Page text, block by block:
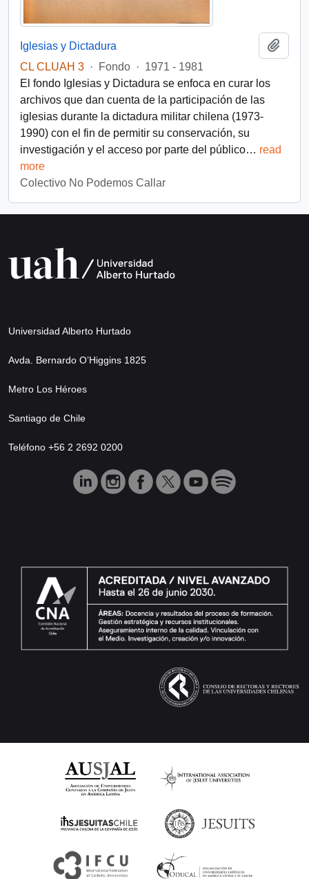
Iglesias y Dictadura
CL CLUAH 3 · Fondo · 1971 - 1981
El fondo Iglesias y Dictadura se enfoca en curar los
archivos que dan cuenta de la participación de las
iglesias durante la dictadura militar chilena (1973-
1990) con el fin de permitir su conservación, su
investigación y el acceso por parte del público… read
more
Colectivo No Podemos Callar
Universidad Alberto Hurtado
Avda. Bernardo O’Higgins 1825
Metro Los Héroes
Santiago de Chile
Teléfono +56 2 2692 0200